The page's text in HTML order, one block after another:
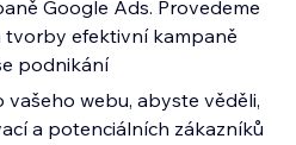
Google Ads. Provedeme
tvorby efektivní kampaně
podnikání
webu, abyste věděli,
a potenciálních zákazníků